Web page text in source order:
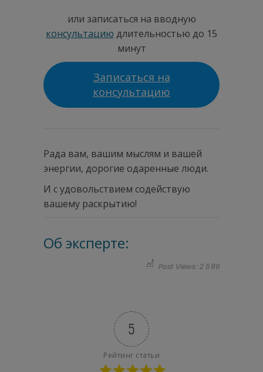
или записаться на вводную
консультацию длительностью до 15
минут
Записаться на
консультацию
Рада вам, вашим мыслям и вашей
энергии, дорогие одаренные люди.
И с удовольствием содействую
вашему раскрытию!
Об эксперте:
Post Views: 2 599
5
Рейтинг статьи